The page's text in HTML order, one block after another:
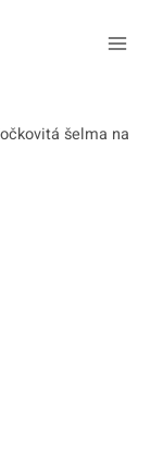
šelma na